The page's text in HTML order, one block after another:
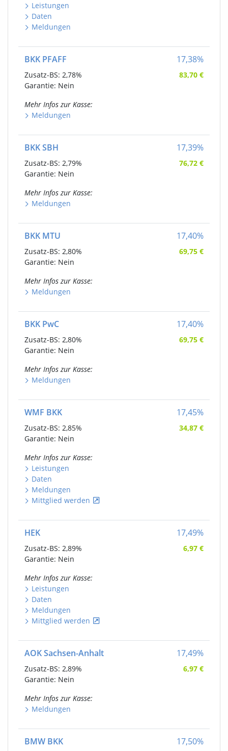
Leistungen
Daten
Meldungen
BKK PFAFF
Zusatz-BS: 2,78%
Garantie: Nein
Mehr Infos zur Kasse:
Meldungen
17,38%
83,70 €
BKK SBH
Zusatz-BS: 2,79%
Garantie: Nein
Mehr Infos zur Kasse:
Meldungen
17,39%
76,72 €
BKK MTU
Zusatz-BS: 2,80%
Garantie: Nein
Mehr Infos zur Kasse:
Meldungen
17,40%
69,75 €
BKK PwC
Zusatz-BS: 2,80%
Garantie: Nein
Mehr Infos zur Kasse:
Meldungen
17,40%
69,75 €
WMF BKK
Zusatz-BS: 2,85%
Garantie: Nein
Mehr Infos zur Kasse:
Leistungen
Daten
Meldungen
Mittglied werden
17,45%
34,87 €
HEK
Zusatz-BS: 2,89%
Garantie: Nein
Mehr Infos zur Kasse:
Leistungen
Daten
Meldungen
Mittglied werden
17,49%
6,97 €
AOK Sachsen-Anhalt
Zusatz-BS: 2,89%
Garantie: Nein
Mehr Infos zur Kasse:
Meldungen
17,49%
6,97 €
BMW BKK 17,50%